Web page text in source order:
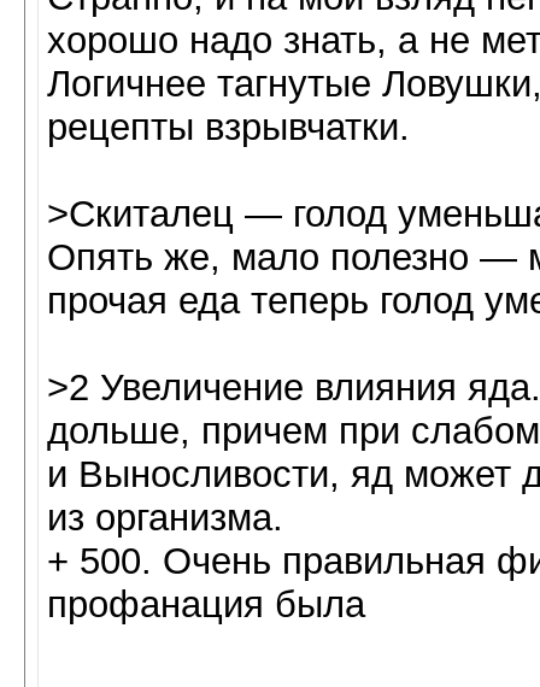
хорошо надо знать, а не
Логичнее тагнутые
рецепты взрывчатки.
>Скиталец — голод
Опять же, мало полезно —
прочая еда теперь голод
>2 Увеличение влияния
дольше, причем при
и Выносливости, яд может
из организма.
+ 500. Очень правильная
профанация была